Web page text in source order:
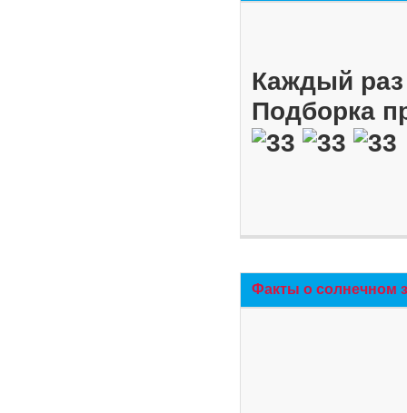
Каждый
Подборка
Факты о солнечном